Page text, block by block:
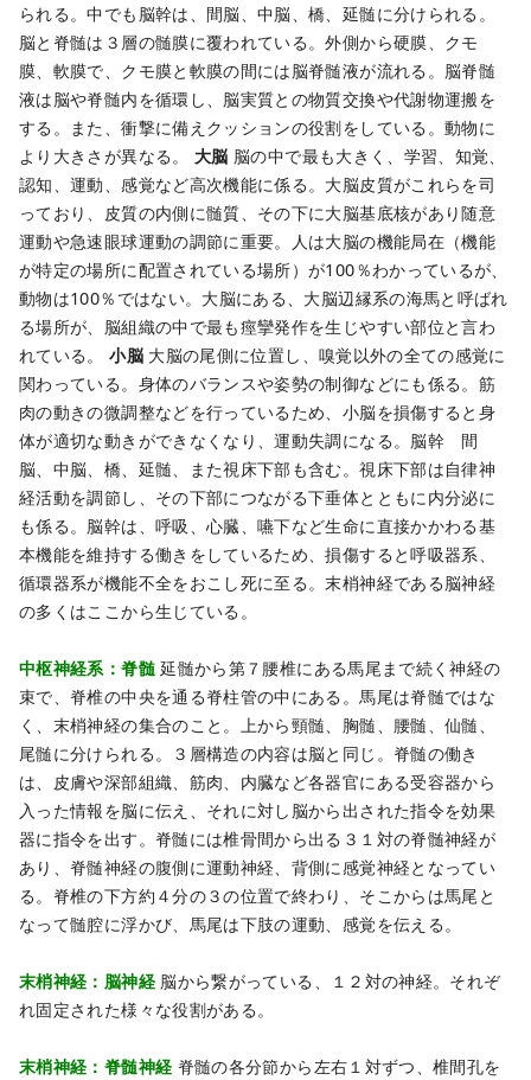
られる。中でも脳幹は、間脳、中脳、橋、延髄に分けられる。
脳と脊髄は３層の髄膜に覆われている。外側から硬膜、クモ
膜、軟膜で、クモ膜と軟膜の間には脳脊髄液が流れる。脳脊髄
液は脳や脊髄内を循環し、脳実質との物質交換や代謝物運搬を
する。また、衝撃に備えクッションの役割をしている。動物に
より大きさが異なる。
大脳 脳の中で最も大きく、学習、知覚、
認知、運動、感覚など高次機能に係る。大脳皮質がこれらを司
っており、皮質の内側に髄質、その下に大脳基底核があり随意
運動や急速眼球運動の調節に重要。人は大脳の機能局在（機能
が特定の場所に配置されている場所）が100％わかっているが、
動物は100％ではない。大脳にある、大脳辺縁系の海馬と呼ばれ
る場所が、脳組織の中で最も痙攣発作を生じやすい部位と言わ
れている。
小脳大脳の尾側に位置し、嗅覚以外の全ての感覚に
関わっている。身体のバランスや姿勢の制御などにも係る。筋
肉の動きの微調整などを行っているため、小脳を損傷すると身
体が適切な動きができなくなり、運動失調になる。脳幹 間
脳、中脳、橋、延髄、また視床下部も含む。視床下部は自律神
経活動を調節し、その下部につながる下垂体とともに内分泌に
も係る。脳幹は、呼吸、心臓、嚥下など生命に直接かかわる基
本機能を維持する働きをしているため、損傷すると呼吸器系、
循環器系が機能不全をおこし死に至る。末梢神経である脳神経
の多くはここから生じている。
中枢神経系：脊髄 延髄から第７腰椎にある馬尾まで続く神経の
束で、脊椎の中央を通る脊柱管の中にある。馬尾は脊髄ではな
く、末梢神経の集合のこと。上から頸髄、胸髄、腰髄、仙髄、
尾髄に分けられる。３層構造の内容は脳と同じ。脊髄の働き
は、皮膚や深部組織、筋肉、内臓など各器官にある受容器から
入った情報を脳に伝え、それに対し脳から出された指令を効果
器に指令を出す。脊髄には椎骨間から出る３１対の脊髄神経が
あり、脊髄神経の腹側に運動神経、背側に感覚神経となってい
る。脊椎の下方約４分の３の位置で終わり、そこからは馬尾と
なって髄腔に浮かび、馬尾は下肢の運動、感覚を伝える。
末梢神経：脳神経 脳から繋がっている、１２対の神経。それぞ
れ固定された様々な役割がある。
末梢神経：脊髄神経 脊髄の各分節から左右１対ずつ、椎間孔を